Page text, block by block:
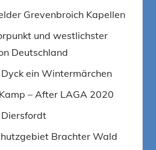
Grevenbroich Kapellen
und westlichster
Deutschland
Dyck ein Wintermärchen
– After LAGA 2020
Diersfordt
Brachter Wald